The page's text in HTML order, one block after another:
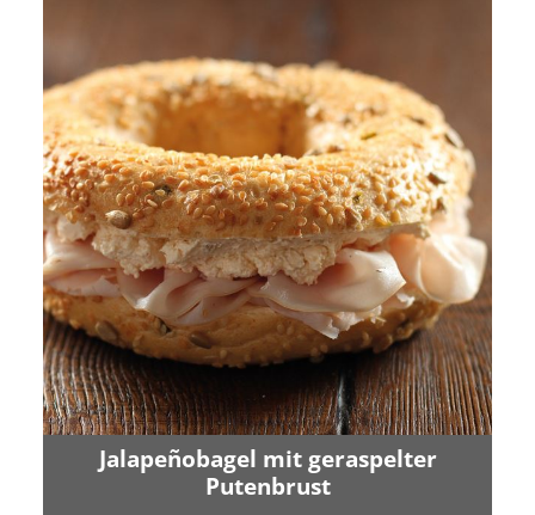
Jalapeñobagel mit geraspelter
Putenbrust